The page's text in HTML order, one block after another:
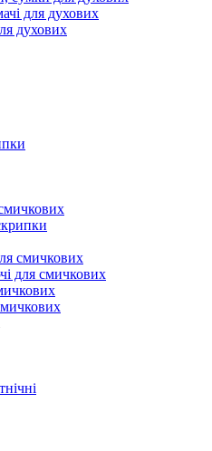
для духових
духових
смичкових
для смичкових